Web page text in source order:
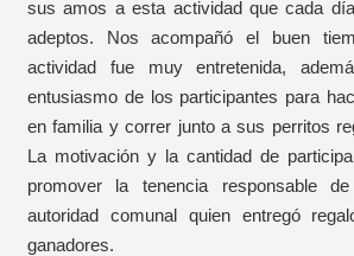
sus amos a esta actividad que cada
adeptos. Nos acompañó el buen
actividad fue muy entretenida,
entusiasmo de los participantes para
en familia y correr junto a sus perritos
La motivación y la cantidad de
promover la tenencia responsable
autoridad comunal quien entregó
ganadores.